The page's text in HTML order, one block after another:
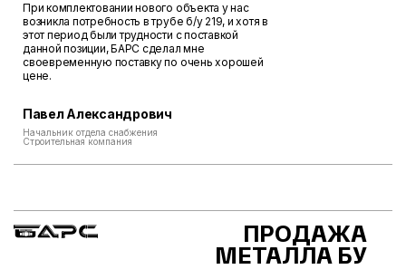
При комплектовании нового объекта у нас
возникла потребность в трубе б/у 219, и хотя в
этот период были трудности с поставкой
данной позиции, БАРС сделал мне
своевременную поставку по очень хорошей
цене.
Павел Александрович
Начальник отдела снабжения
Строительная компания
ПРОДАЖА
МЕТАЛЛА БУ